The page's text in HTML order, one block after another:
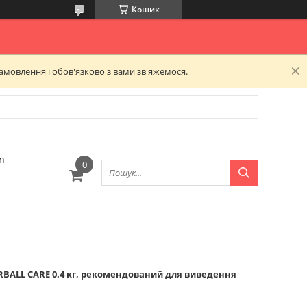
Кошик
і обов'язково з вами зв'яжемося.
CARE 0.4 кг, рекомендований для виведення